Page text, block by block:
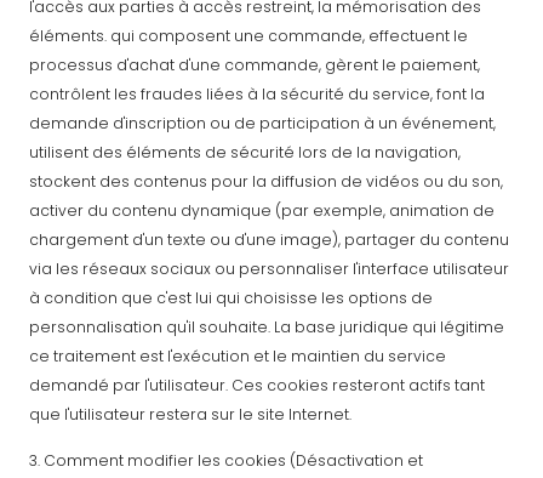
l'accès aux parties à accès restreint, la mémorisation des
éléments. qui composent une commande, effectuent le
processus d'achat d'une commande, gèrent le paiement,
contrôlent les fraudes liées à la sécurité du service, font la
demande d'inscription ou de participation à un événement,
utilisent des éléments de sécurité lors de la navigation,
stockent des contenus pour la diffusion de vidéos ou du son,
activer du contenu dynamique (par exemple, animation de
chargement d'un texte ou d'une image), partager du contenu
via les réseaux sociaux ou personnaliser l'interface utilisateur
à condition que c'est lui qui choisisse les options de
personnalisation qu'il souhaite. La base juridique qui légitime
ce traitement est l'exécution et le maintien du service
demandé par l'utilisateur. Ces cookies resteront actifs tant
que l'utilisateur restera sur le site Internet.
3. Comment modifier les cookies (Désactivation et